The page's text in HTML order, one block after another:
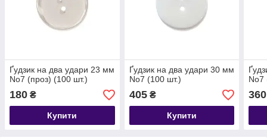
Ґудзик на два удари 23 мм
No7 (проз) (100 шт.)
180 ₴
Купити
Ґудзик на два удари 30 мм
No7 (100 шт.)
405₴
Купити
No7
360